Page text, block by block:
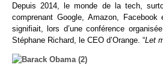
Depuis 2014, le monde de la tech,
comprenant Google, Amazon,
signifiait, lors d’une conférence
Stéphane Richard, le CEO d’Orange. “Let